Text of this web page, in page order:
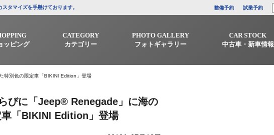
タマイズを手懸けております。 整備予約 試乗予約
ッピング
CATEGORY
カテゴリー
PHOTO GALLERY
フォトギャラリー
CAR STOCK
中古車・新車情報
特別色の限定車「BIKINI Edition」登場
びに「Jeep® Renegade」に海の
「BIKINI Edition」登場